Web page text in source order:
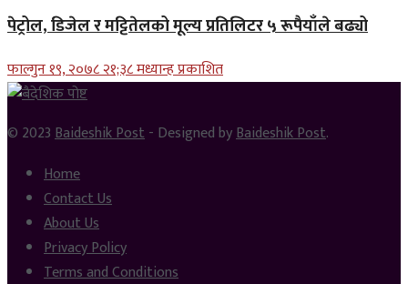
पेट्रोल, डिजेल र मट्टितेलको मूल्य प्रतिलिटर ५ रूपैयाँले बढ्यो
फाल्गुन १९, २०७८ २१;३८ मध्यान्ह प्रकाशित
© 2023Baideshik Post- Designed byBaideshik Post.
Home
Contact Us
About Us
Privacy Policy
Terms and Conditions